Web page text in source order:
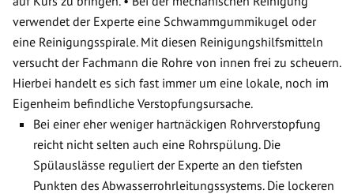
verwendet der Experte eine Schwammgummikugel oder
eine Reinigungsspirale. Mit diesen Reinigungshilfsmitteln
versucht der Fachmann die Rohre von innen frei zu scheuern.
Hierbei handelt es sich fast immer um eine lokale, noch im
Eigenheim befindliche Verstopfungsursache.
Bei einer eher weniger hartnäckigen Rohrverstopfung
reicht nicht selten auch eine Rohrspülung. Die
Spülauslässe reguliert der Experte an den tiefsten
Punkten des Abwasserrohrleitungssystems. Die lockeren